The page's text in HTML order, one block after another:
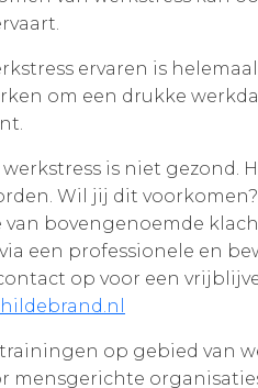
ervaren is
om een drukke
is niet gezond.
Wil jij dit
van bovengenoemde
een professionele en
op voor een
op gebied van
mensgerichte